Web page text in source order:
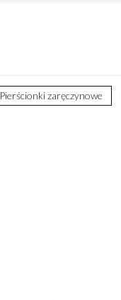
Pierścionki zaręczynowe